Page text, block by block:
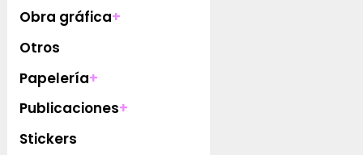
Obra gráfica+
Otros
Papelería+
Publicaciones+
Stickers